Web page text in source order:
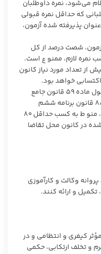
می‌شود، نمره داوطلبان
که حداقل نمره قبولی
پذیرفته شده آزمون،
آزمون، شصت درصد از کل
نمره لازم، ممنو ع است.
تعداد مورد نیاز کانون
خواهد بود.
ماده ۱۲ (الحاقی) ـ پذیرش داوطلبان مشمول ماده ۵۹ قانون جامع
خدمات رسانی به ایثارگران و بند چ ماده ۸۸ قانون برنامه ششم
توسعه (در طول مدت پنج سال اجرای آن)، منو ط به کسب حداقل ۸۰
در کانون محل تقاضا
وکالت و کارآموزی
تکمیل و ارائه کنند.
کیفری و انتظامی و در
و تخلف ارتکابی، حکمی